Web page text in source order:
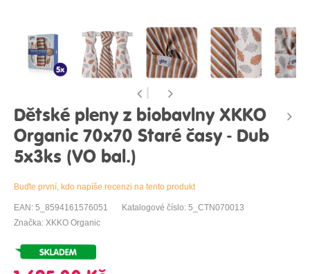
Dětské pleny z biobavlny XKKO
Organic 70x70 Staré časy - Dub
5x3ks (VO bal.)
Buďte první, kdo napíše recenzi na tento produkt
EAN: 5_8594161576051
Katalogové číslo: 5_CTN070013
Značka: XKKO Organic